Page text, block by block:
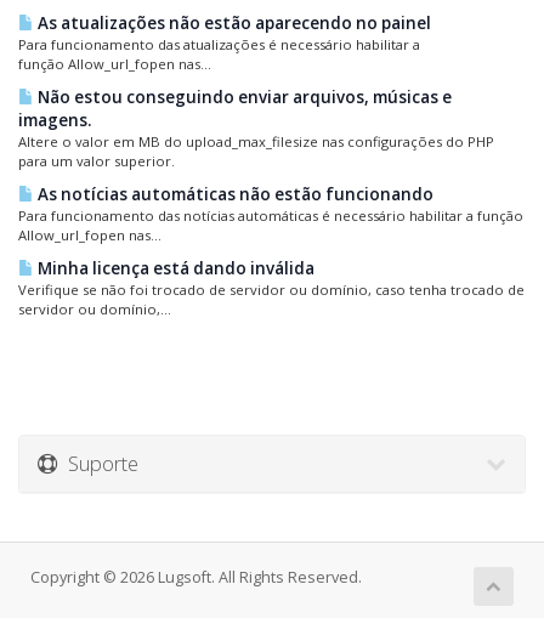
As atualizações não estão aparecendo no painel
Para funcionamento das atualizações é necessário habilitar a
função Allow_url_fopen nas...
Não estou conseguindo enviar arquivos, músicas e
imagens.
Altere o valor em MB do upload_max_filesize nas configurações do PHP
para um valor superior.
As notícias automáticas não estão funcionando
Para funcionamento das notícias automáticas é necessário habilitar a função
Allow_url_fopen nas...
Minha licença está dando inválida
Verifique se não foi trocado de servidor ou domínio, caso tenha trocado de
servidor ou domínio,...
Suporte
Copyright © 2026 Lugsoft. All Rights Reserved.